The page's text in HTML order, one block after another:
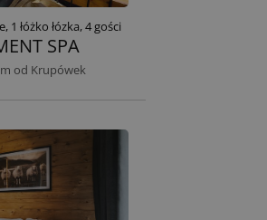
1 łóżko łózka, 4 gości
SPA
od Krupówek